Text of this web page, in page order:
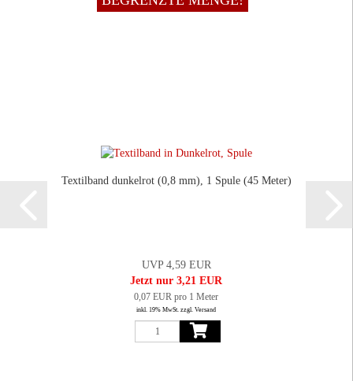
Textilband dunkelrot (0,8 mm), 1 Spule (45 Meter)
UVP 4,59 EUR
Jetzt nur 3,21 EUR
0,07 EUR pro 1 Meter
inkl. 19% MwSt. zzgl. Versand